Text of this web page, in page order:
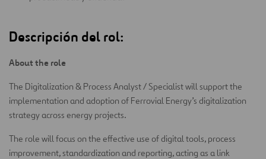
Descripción del rol:
About the role
The Digitalization & Process Analyst / Specialist will support the
implementation and adoption of Ferrovial Energy’s digitalization
strategy across energy projects.
The role will focus on the effective use of digital tools, process
improvement, standardization and reporting, acting as a link